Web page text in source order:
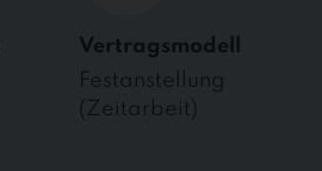
Vertragsmodell
Festanstellung
(Zeitarbeit)